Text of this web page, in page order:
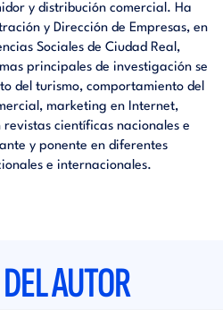
y distribución comercial. Ha
y Dirección de Empresas, en
Sociales de Ciudad Real,
principales de investigación se
del turismo, comportamiento del
marketing en Internet,
revistas científicas nacionales e
y ponente en diferentes
e internacionales.
AUTOR